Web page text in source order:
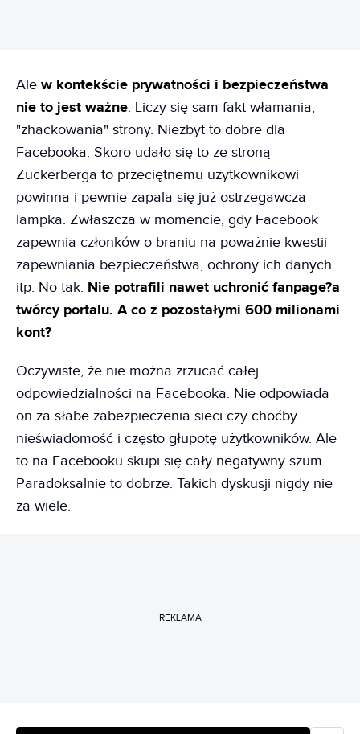
Ale w kontekście prywatności i bezpieczeństwa
nie to jest ważne. Liczy się sam fakt włamania,
"zhackowania" strony. Niezbyt to dobre dla
Facebooka. Skoro udało się to ze stroną
Zuckerberga to przeciętnemu użytkownikowi
powinna i pewnie zapala się już ostrzegawcza
lampka. Zwłaszcza w momencie, gdy Facebook
zapewnia członków o braniu na poważnie kwestii
zapewniania bezpieczeństwa, ochrony ich danych
itp. No tak. Nie potrafili nawet uchronić fanpage?a
twórcy portalu. A co z pozostałymi 600 milionami
kont?
Oczywiste, że nie można zrzucać całej
odpowiedzialności na Facebooka. Nie odpowiada
on za słabe zabezpieczenia sieci czy choćby
nieświadomość i często głupotę użytkowników. Ale
to na Facebooku skupi się cały negatywny szum.
Paradoksalnie to dobrze. Takich dyskusji nigdy nie
za wiele.
REKLAMA